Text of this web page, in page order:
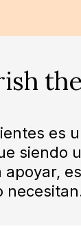
es
siendo